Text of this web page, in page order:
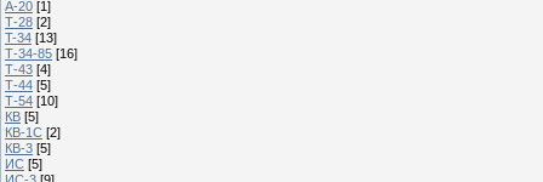
А-20 [1]
Т-28 [2]
T-34 [13]
Т-34-85 [16]
Т-43 [4]
Т-44 [5]
Т-54 [10]
КВ [5]
КВ-1С [2]
КВ-3 [5]
ИС [5]